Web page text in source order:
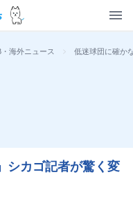
・海外ニュース > 低迷球団に確か
シカゴ記者が驚く変